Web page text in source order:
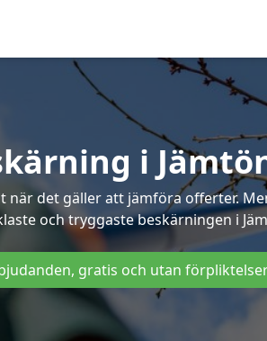
i
det gäller att jämföra offerter.
och tryggaste beskärningen i
gratis och utan